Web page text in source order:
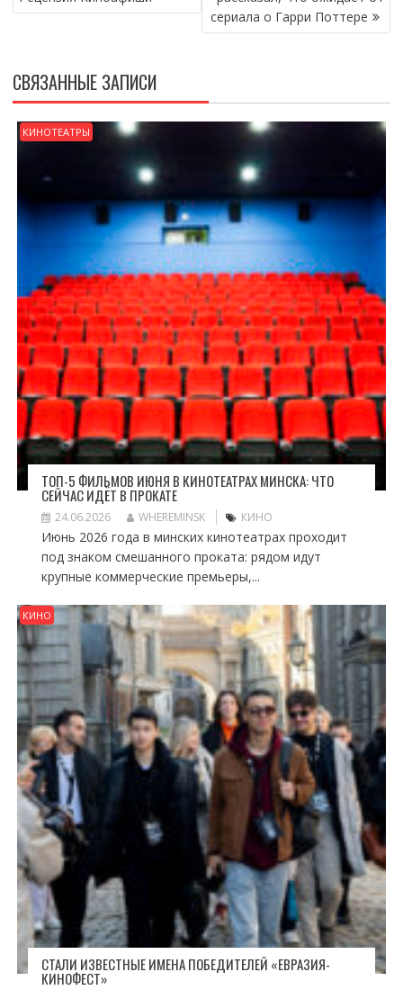
ЗАПИСЯМ
сериала о Гарри Поттере
СВЯЗАННЫЕ ЗАПИСИ
КИНОТЕАТРЫ
ТОП-5 ФИЛЬМОВ ИЮНЯ В КИНОТЕАТРАХ МИНСКА: ЧТО
СЕЙЧАС ИДЁТ В ПРОКАТЕ
24.06.2026 WHEREMINSK КИНО
Июнь 2026 года в минских кинотеатрах проходит
под знаком смешанного проката: рядом идут
крупные коммерческие премьеры,...
КИНО
СТАЛИ ИЗВЕСТНЫЕ ИМЕНА ПОБЕДИТЕЛЕЙ «ЕВРАЗИЯ-
КИНОФЕСТ»